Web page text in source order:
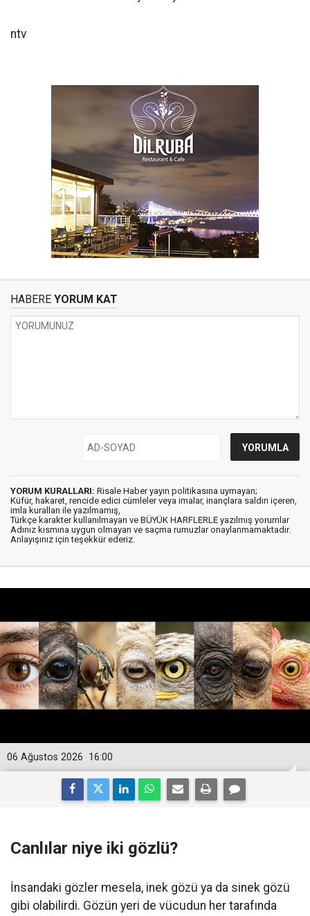
ntv
HABERE YORUM KAT
YORUM KURALLARI: Risale Haber yayın politikasına uymayan;
Küfür, hakaret, rencide edici cümleler veya imalar, inançlara saldırı içeren,
imla kuralları ile yazılmamış,
Türkçe karakter kullanılmayan ve BÜYÜK HARFLERLE yazılmış yorumlar
Adınız kısmına uygun olmayan ve saçma rumuzlar onaylanmamaktadır.
Anlayışınız için teşekkür ederiz.
16:00
06 Ağustos 2026
Canlılar niye iki gözlü?
İnsandaki gözler mesela, inek gözü ya da sinek gözü
gibi olabilirdi. Gözün yeri de vücudun her tarafında